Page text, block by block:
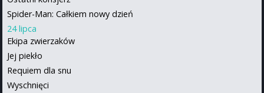
Spider-Man: Całkiem nowy dzień
24 lipca
Ekipa zwierzaków
Jej piekło
Requiem dla snu
Wyschnięci